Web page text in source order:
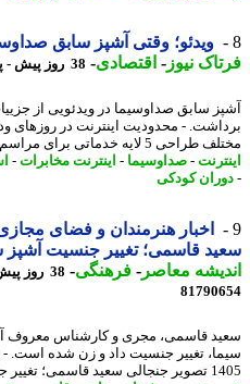
ویدئو؛ وقتی آشپز سابق
نیوز-اقتصادی-38 روز پیش - پنجشنبه 11 تیر 1405، 22:10
سابق صداوسیما در ویدئویی از جزییات
- محدودیت اینترنت در روزهای وداع
5 لایه خدماتی برای مراسم تشییع ...
-صداوسیما-اینترنت مخابرات-
کودکی
قاسمی؛ تغییر جنسیت آشپز سابق
معاصر-فرهنگی-38 روز پیش - پنجشنبه 11 تیر 1405، 20:23
قاسمی، مجری و کارشناس معروف آشپزی
تغییر جنسیت ...